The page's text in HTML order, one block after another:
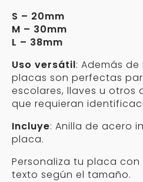
S – 20mm
M – 30mm
L – 38mm
Uso versátil: Además
placas son perfectas
escolares, llaves u otros
que requieran
Incluye: Anilla de acero
placa.
Personaliza tu placa
texto según el tamaño.